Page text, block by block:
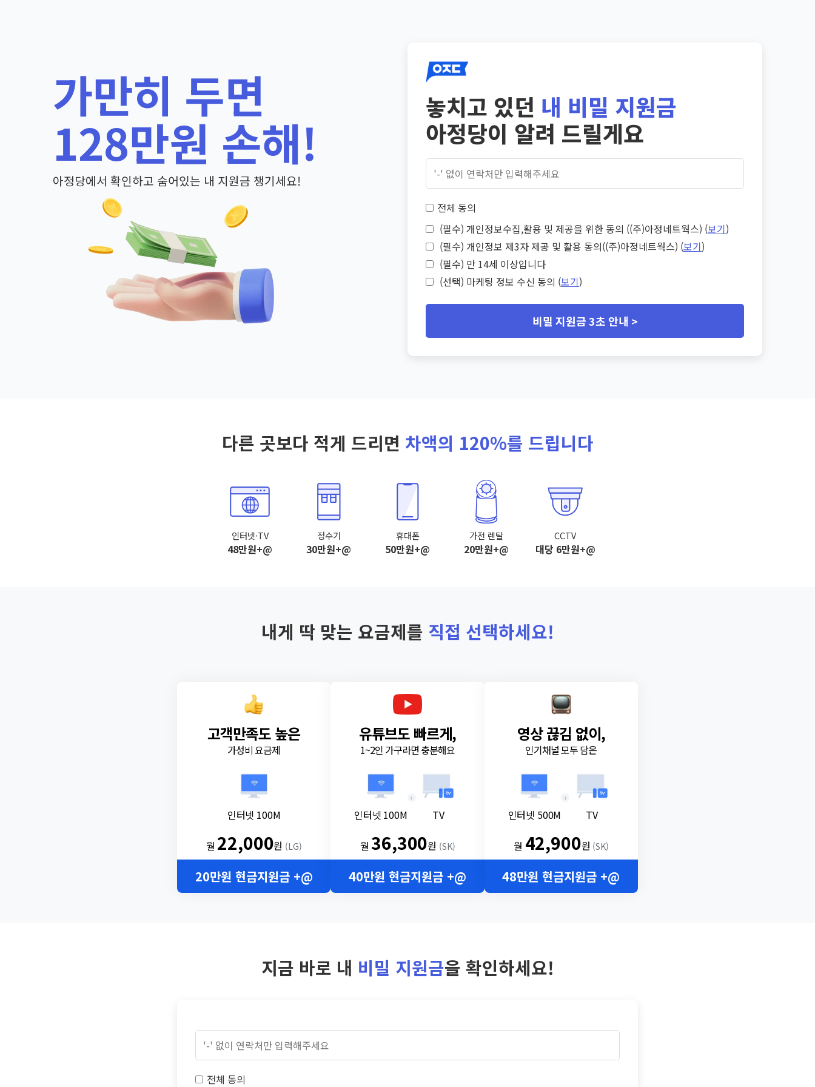
가만히 두면
128만원 손해!
아정당에서 확인하고 숨어있는 내 지원금 챙기세요!
놓치고 있던 내 비밀 지원금
아정당이 알려 드릴게요
전체 동의
(필수) 개인정보수집,활용 및 제공을 위한 동의 ((주)아정네트웍스) (보기)
(필수) 개인정보 제3자 제공 및 활용 동의((주)아정네트웍스) (보기)
(필수) 만 14세 이상입니다
(선택) 마케팅 정보 수신 동의 (보기)
비밀 지원금 3초 안내 >
다른 곳보다 적게 드리면 차액의 120%를 드립니다
인터넷·TV
48만원+@
정수기
30만원+@
휴대폰
50만원+@
가전 렌탈
20만원+@
CCTV
대당 6만원+@
내게 딱 맞는 요금제를 직접 선택하세요!
고객만족도 높은
가성비 요금제
인터넷 100M
월 22,000원 (LG)
20만원 현금지원금 +@
유튜브도 빠르게,
1~2인 가구라면 충분해요
인터넷 100M
+
TV
월36,300원 (SK)
40만원 현금지원금 +@
영상 끊김 없이,
인기채널 모두 담은
인터넷 500M
+
TV
월 42,900원 (SK)
48만원 현금지원금 +@
지금 바로 내 비밀 지원금을 확인하세요!
전체 동의